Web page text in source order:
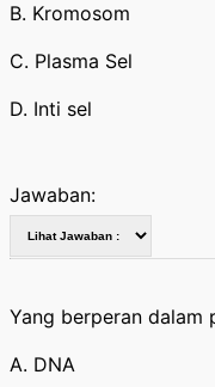
B. Kromosom
C. Plasma Sel
D. Inti sel
Jawaban:
Yang berperan
A. DNA